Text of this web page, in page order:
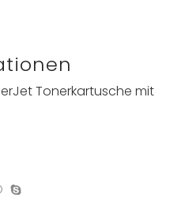
Tonerkartusche mit